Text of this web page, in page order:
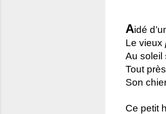
Aidé
Le vieux
Au soleil
Tout
Son
Ce petit